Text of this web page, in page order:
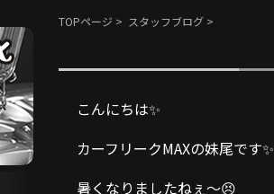
TOPページ > スタッフブログ >
こんにちは✨
カーフリークMAXの妹尾です✨
暑くなりましたねぇ～😣